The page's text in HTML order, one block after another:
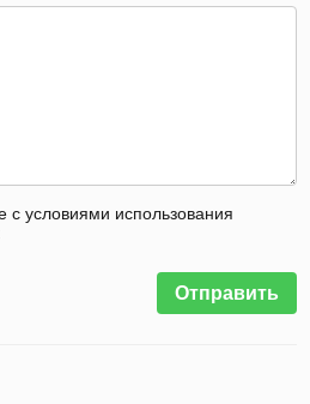
с условиями использования
Отправить